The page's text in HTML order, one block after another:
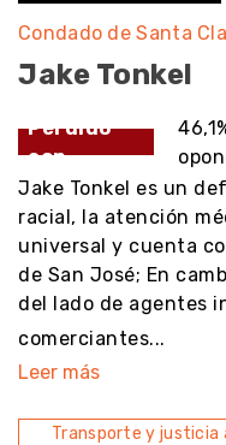
Condado de Santa
Jake Tonkel
Perdido
con
Jake Tonkel es un
racial, la atención
universal y cuenta
de San José; En
del lado de agentes
comerciantes...
Leer más
Transporte y justicia